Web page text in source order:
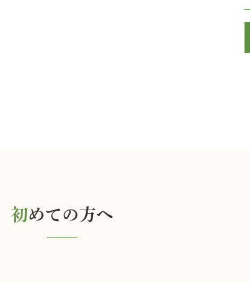
初めての方へ